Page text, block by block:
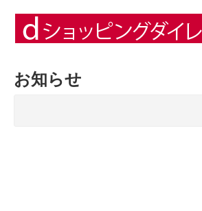
お知らせ